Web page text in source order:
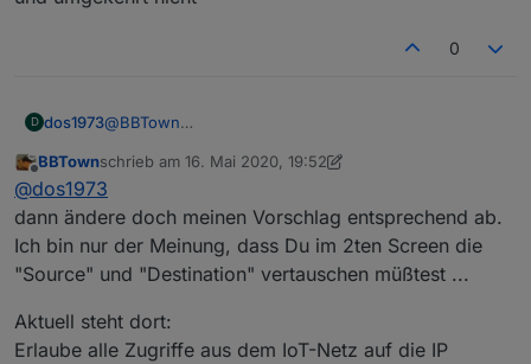
0
D dos1973@BBTown
können und umgekehrt nicht
Offline
BBTownschrieb am 16. Mai 2020, 19:52
zuletzt editiert von BBTown
@dos1973
dann ändere doch meinen Vorschlag entsprechend ab.
Ich bin nur der Meinung, dass Du im 2ten Screen die
"Source" und "Destination" vertauschen müßtest ...
Aktuell steht dort:
Erlaube alle Zugriffe aus dem IoT-Netz auf die IP